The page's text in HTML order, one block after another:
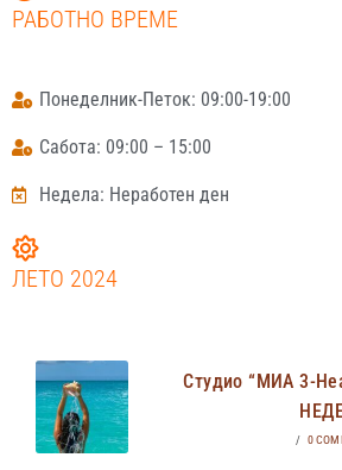
РАБОТНО ВРЕМЕ
Понеделник-Петок: 09:00-19:00
Сабота: 09:00 – 15:00
Недела: Неработен ден
ЛЕТО 2024
Студио “МИА 3-
/ 0